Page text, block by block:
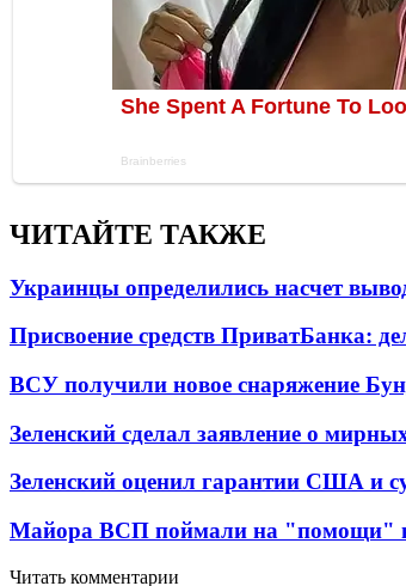
ЧИТАЙТЕ ТАКЖЕ
Украинцы определились насчет
Присвоение средств ПриватБанка:
ВСУ получили новое снаряжение
Зеленский сделал заявление о
Зеленский оценил гарантии США и
Майора ВСП поймали на "помощи"
Читать комментарии